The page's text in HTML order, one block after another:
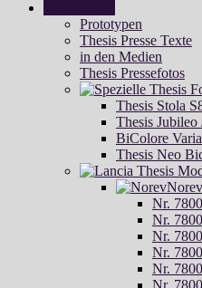
Prototypen
Thesis Presse Texte
in den Medien
Thesis Pressefotos
Thesis Stola
Thesis Jubileo
BiColore
Thesis Neo
Norev
Nr.
Nr.
Nr.
Nr.
Nr.
Nr.